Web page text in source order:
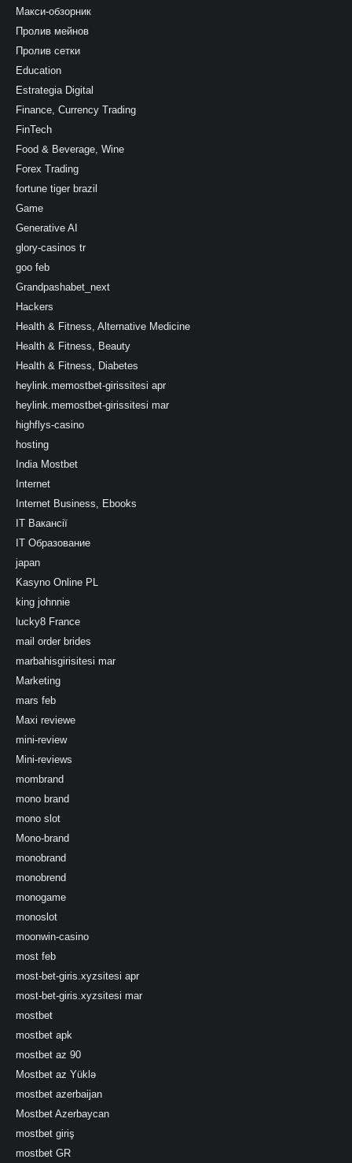
Макси-обзорник
Пролив мейнов
Пролив сетки
Education
Estrategia Digital
Finance, Currency Trading
FinTech
Food & Beverage, Wine
Forex Trading
fortune tiger brazil
Game
Generative AI
glory-casinos tr
goo feb
Grandpashabet_next
Hackers
Health & Fitness, Alternative Medicine
Health & Fitness, Beauty
Health & Fitness, Diabetes
heylink.memostbet-girissitesi apr
heylink.memostbet-girissitesi mar
highflys-casino
hosting
India Mostbet
Internet
Internet Business, Ebooks
IT Вакансії
IT Образование
japan
Kasyno Online PL
king johnnie
lucky8 France
mail order brides
marbahisgirisitesi mar
Marketing
mars feb
Maxi reviewe
mini-review
Mini-reviews
mombrand
mono brand
mono slot
Mono-brand
monobrand
monobrend
monogame
monoslot
moonwin-casino
most feb
most-bet-giris.xyzsitesi apr
most-bet-giris.xyzsitesi mar
mostbet
mostbet apk
mostbet az 90
Mostbet az Yüklə
mostbet azerbaijan
Mostbet Azerbaycan
mostbet giriş
mostbet GR